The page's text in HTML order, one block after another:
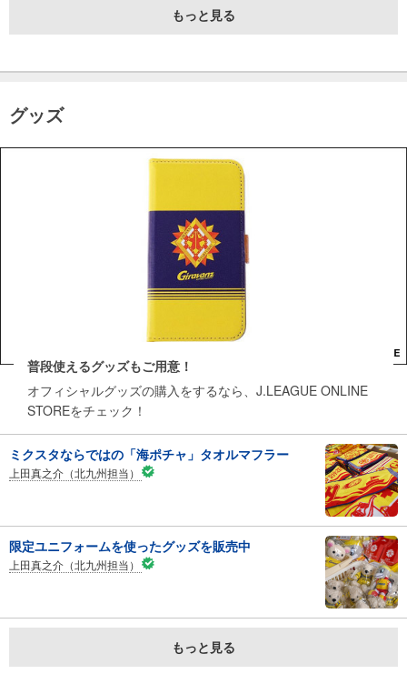
もっと見る
グッズ
普段使えるグッズもご用意！
オフィシャルグッズの購入をするなら、J.LEAGUE ONLINE
STOREをチェック！
ミクスタならではの「海ポチャ」タオルマフラー
上田真之介（北九州担当）
限定ユニフォームを使ったグッズを販売中
上田真之介（北九州担当）
もっと見る